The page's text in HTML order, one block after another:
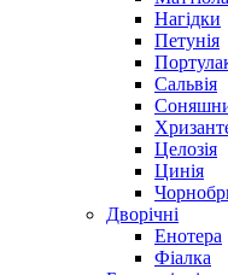
Нагідки
Петунія
Сальвія
Целозія
Цинія
Дворічні
Енотера
Фіалка